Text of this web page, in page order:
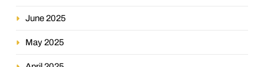
June 2025
May 2025